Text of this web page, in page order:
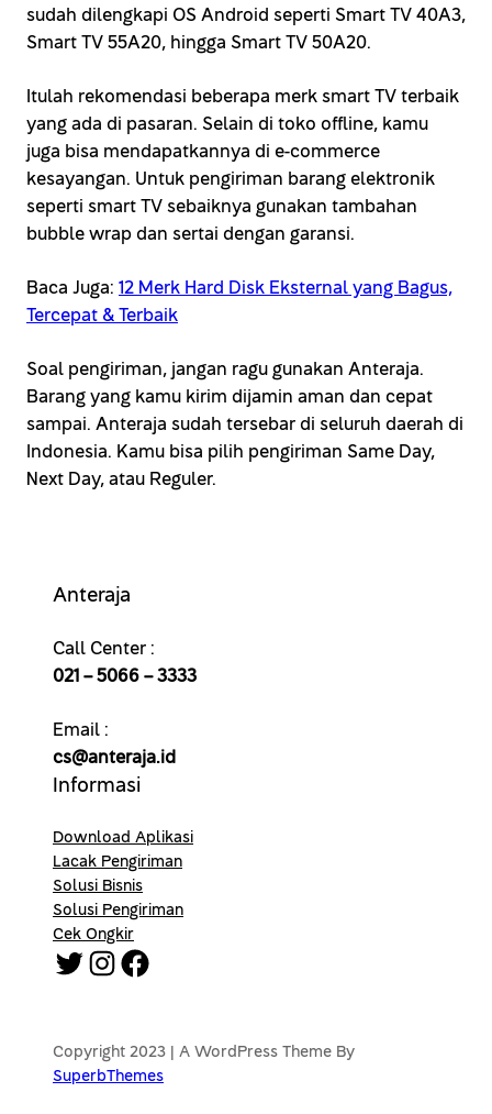
sudah dilengkapi OS Android seperti Smart TV 40A3,
Smart TV 55A20, hingga Smart TV 50A20.
Itulah rekomendasi beberapa merk smart TV terbaik
yang ada di pasaran. Selain di toko offline, kamu
juga bisa mendapatkannya di e-commerce
kesayangan. Untuk pengiriman barang elektronik
seperti smart TV sebaiknya gunakan tambahan
bubble wrap dan sertai dengan garansi.
Baca Juga: 12 Merk Hard Disk Eksternal yang Bagus,
Tercepat & Terbaik
Soal pengiriman, jangan ragu gunakan Anteraja.
Barang yang kamu kirim dijamin aman dan cepat
sampai. Anteraja sudah tersebar di seluruh daerah di
Indonesia. Kamu bisa pilih pengiriman Same Day,
Next Day, atau Reguler.
Anteraja
Call Center :
021 – 5066 – 3333
Email :
cs@anteraja.id
Informasi
Download Aplikasi
Lacak Pengiriman
Solusi Bisnis
Solusi Pengiriman
Cek Ongkir
Twitter Instagram Facebook
Copyright 2023 | A WordPress Theme By
SuperbThemes